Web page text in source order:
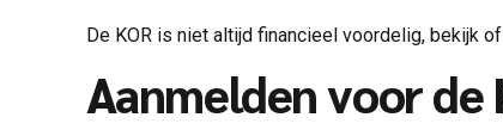
De KOR is niet altijd financieel voordelig, bekijk
Aanmelden voor de